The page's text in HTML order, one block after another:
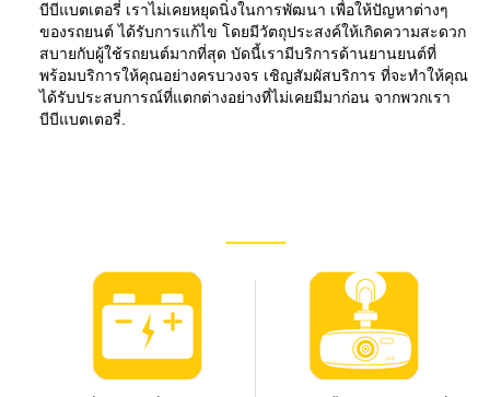
บีบีแบตเตอรี่ เราไม่เคยหยุดนิ่งในการพัฒนา เพื่อให้ปัญหาต่างๆ
ของรถยนต์ ได้รับการแก้ไข โดยมีวัตถุประสงค์ให้เกิดความสะดวก
สบายกับผู้ใช้รถยนต์มากที่สุด บัดนี้เรามีบริการด้านยานยนต์ที่
พร้อมบริการให้คุณอย่างครบวงจร เชิญสัมผัสบริการ ที่จะทำให้คุณ
ได้รับประสบการณ์ที่แตกต่างอย่างที่ไม่เคยมีมาก่อน จากพวกเรา
บีบีแบตเตอรี่.